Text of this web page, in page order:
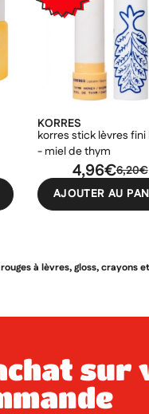
KORRES
korres stick lèvres
- miel de thym
6,20€
4,96€
AJOUTER AU
à lèvres, gloss, crayons